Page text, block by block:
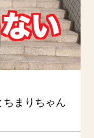
ちまりちゃん